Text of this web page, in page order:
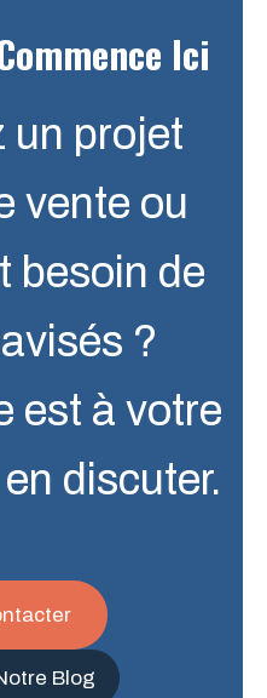
Ici
un projet
vente ou
besoin de
?
est à votre
discuter.
Blog